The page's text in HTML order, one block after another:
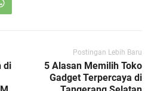
di
Postingan Lebih Baru
5 Alasan Memilih Toko
Gadget Terpercaya di